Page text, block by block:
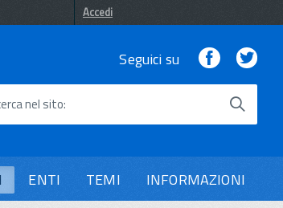
Accedi
Seguici su Facebook
nel sito
ENTI TEMI INFORMAZIONI